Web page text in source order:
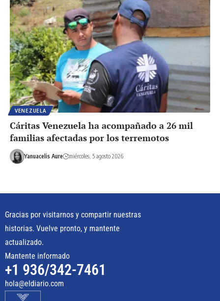
VENEZUELA
Cáritas Venezuela ha acompañado a 26 mil
familias afectadas por los terremotos
Yanuacelis Aure miércoles, 5 agosto 2026
Gracias por visitarnos y compartir nuestras
historias. Vuelve pronto, y mantente
actualizado.
Mantente informado
+1 936/342-7461
hola@eldiario.com